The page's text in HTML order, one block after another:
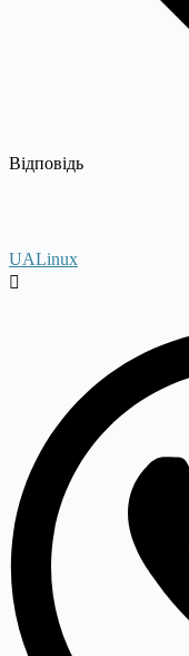
Відповідь
UALinux